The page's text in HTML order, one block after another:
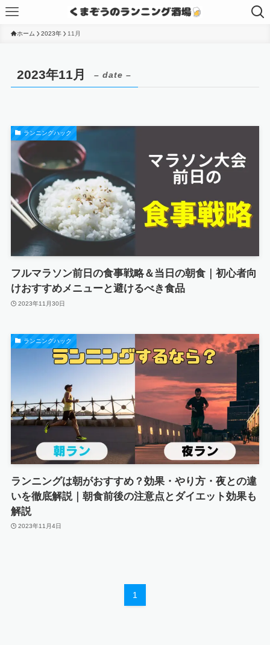
ホーム 2023年 11月
2023年11月 – date –
ランニングハック
フルマラソン前日の食事戦略＆当日の朝食｜初心者向
けおすすめメニューと避けるべき食品
2023年11月30日
ランニングハック
ランニングは朝がおすすめ？効果・やり方・夜との違
いを徹底解説｜朝食前後の注意点とダイエット効果も
解説
2023年11月4日
1